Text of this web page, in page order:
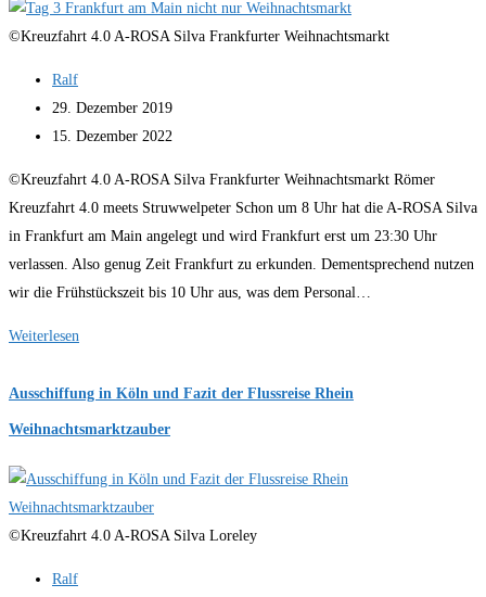
ROSA
Silva
©Kreuzfahrt 4.0 A-ROSA Silva Frankfurter Weihnachtsmarkt
Beitrags-
Autor:
Ralf
Beitrag
veröffentlicht:
29. Dezember 2019
Beitrag
15. Dezember 2022
©Kreuzfahrt 4.0 A-ROSA Silva Frankfurter Weihnachtsmarkt Römer
Kreuzfahrt 4.0 meets Struwwelpeter Schon um 8 Uhr hat die A-ROSA Silva
in Frankfurt am Main angelegt und wird Frankfurt erst um 23:30 Uhr
verlassen. Also genug Zeit Frankfurt zu erkunden. Dementsprechend nutzen
wir die Frühstückszeit bis 10 Uhr aus, was dem Personal…
Weiterlesen
Frankfurt
nicht
nur
Weihnachtsmarkt
Ausschiffung in Köln und Fazit der Flussreise Rhein
Weihnachtsmarktzauber
©Kreuzfahrt 4.0 A-ROSA Silva Loreley
Beitrags-
Ralf